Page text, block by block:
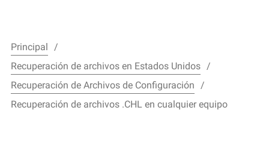
Principal
Recuperación de archivos en Estados Unidos
Recuperación de Archivos de Configuración
Recuperación de archivos .CHL en cualquier equipo